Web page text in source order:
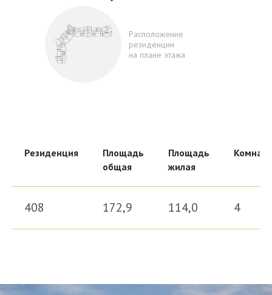
Расположение
резиденции
на плане этажа
Резиденция
Площадь
общая
Площадь
жилая
Комнат
408 172,9 114,0 4